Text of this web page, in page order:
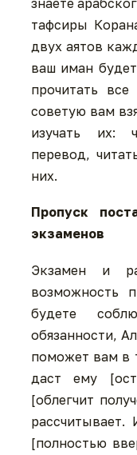
знаете
тафсиры
двух аятов
ваш иман
прочитать
советую вам
изучать их:
перевод,
них.
Пропуск
экзаменов
Экзамен и
возможность
будете
обязанности,
поможет вам в
даст ему
[облегчит
рассчитывает.
[полностью